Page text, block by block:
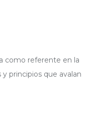
como referente en la
principios que avalan